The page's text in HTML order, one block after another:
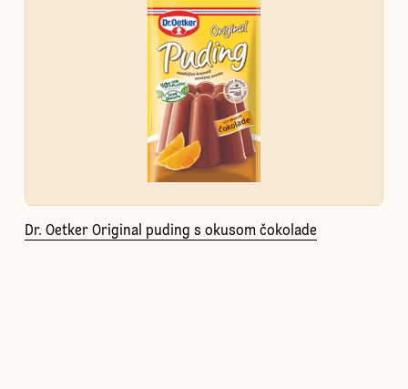
Dr. Oetker Original puding s okusom čokolade